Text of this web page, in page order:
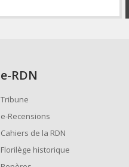
e-RDN
Tribune
e-Recensions
Cahiers de la RDN
Florilège historique